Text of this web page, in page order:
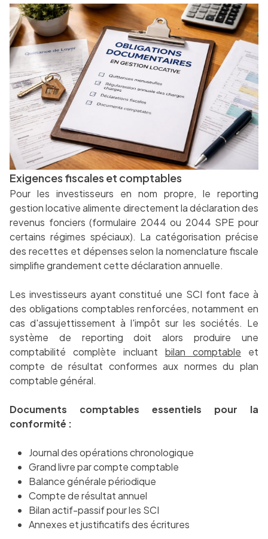
Exigences fiscales et comptables
Pour les investisseurs en nom propre, le reporting
gestion locative alimente directement la déclaration des
revenus fonciers (formulaire 2044 ou 2044 SPE pour
certains régimes spéciaux). La catégorisation précise
des recettes et dépenses selon la nomenclature fiscale
simplifie grandement cette déclaration annuelle.
Les investisseurs ayant constitué une SCI font face à
des obligations comptables renforcées, notamment en
cas d'assujettissement à l'impôt sur les sociétés. Le
système de reporting doit alors produire une
comptabilité complète incluant bilan comptable et
compte de résultat conformes aux normes du plan
comptable général.
Documents comptables essentiels pour la
conformité :
Journal des opérations chronologique
Grand livre par compte comptable
Balance générale périodique
Compte de résultat annuel
Bilan actif-passif pour les SCI
Annexes et justificatifs des écritures